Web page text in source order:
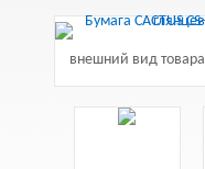
внешний вид